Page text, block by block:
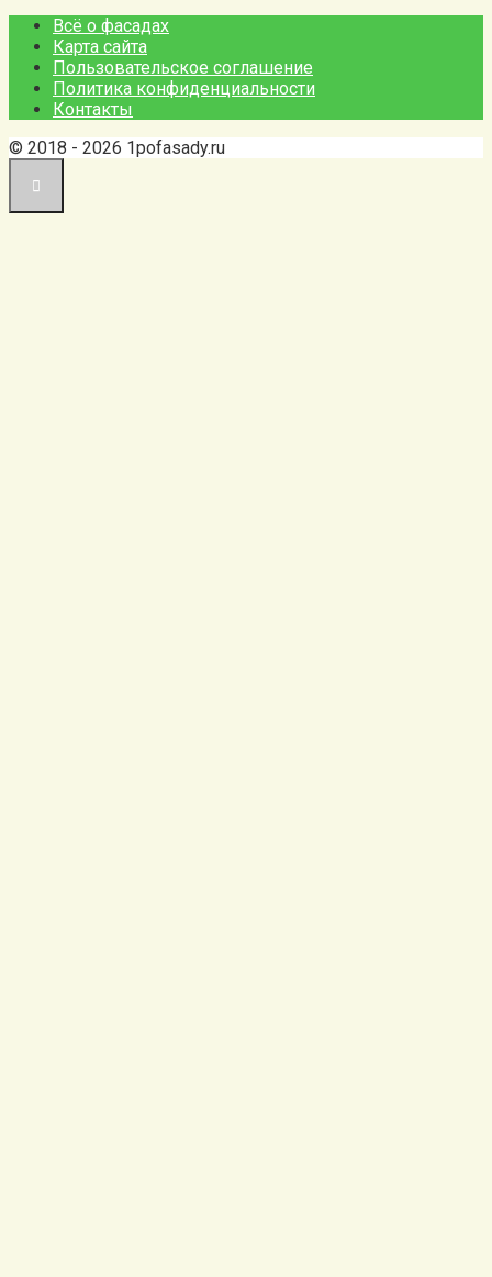
Всё о фасадах
Карта сайта
Пользовательское соглашение
Политика конфиденциальности
Контакты
© 2018 - 2026 1pofasady.ru